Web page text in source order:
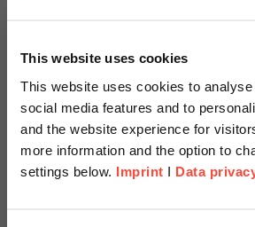
This website uses cookies
This website uses cookies to
social media features and to
and the website experience for
more information and the option to
settings below. Imprint I Data
Referenzprojekte